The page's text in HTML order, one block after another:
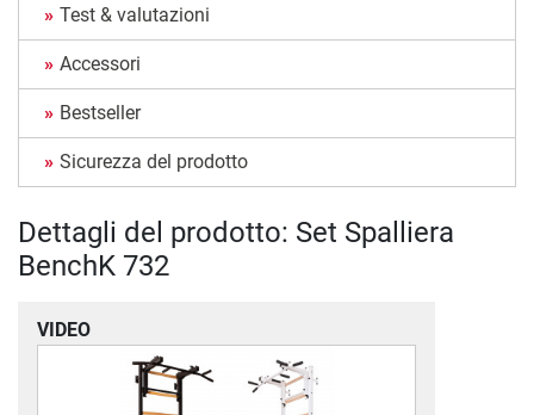
Test & valutazioni
Accessori
Bestseller
Sicurezza del prodotto
Dettagli del prodotto: Set Spalliera
BenchK 732
VIDEO